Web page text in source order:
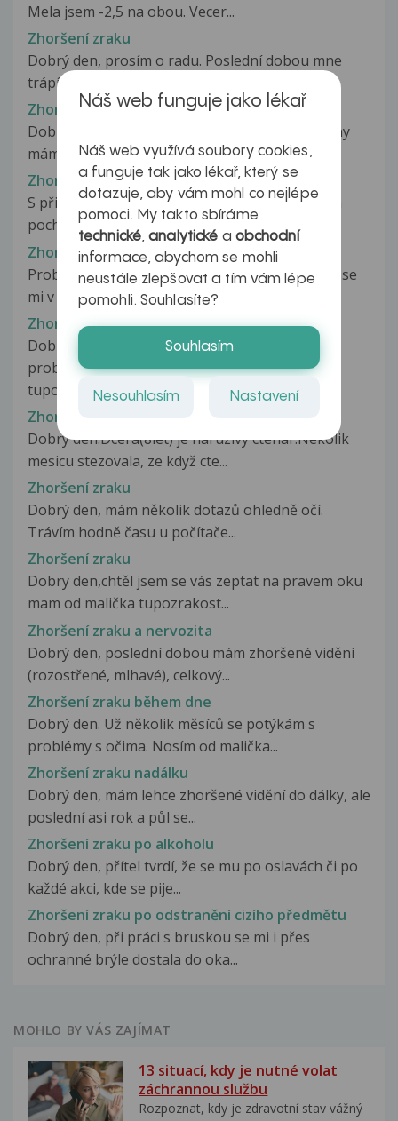
Mela jsem -2,5 na obou. Vecer...
Zhoršení zraku
Dobrý den, prosím o radu. Poslední dobou mne
trápí zhoršený zrak jak na dálku,...
Zhoršení zraku
Dobrý den, mám dotaz je mi 42 let, už asi 3 týdny
mám pocit zhoršení vidění...
Zhoršení zraku
S přibývajícím věkem se mi zmenšuje levé oko a
pochopitelně na něj hůř vidím..je...
Zhoršení zraku
Problémy se zrakem. Dobrý den, mám pocit, že se
mi v poslední době zhoršil...
Zhoršení zraku
Dobrý den,pane doktore,chci se zeptat na
problém,který mám.Od narození mám
tupozrakost...
Zhoršení zraku
Dobry den.Dcera(8let) je naruzivy ctenar.Nekolik
mesicu stezovala, ze když cte...
Zhoršení zraku
Dobrý den, mám několik dotazů ohledně očí.
Trávím hodně času u počítače...
Zhoršení zraku
Dobry den,chtěl jsem se vás zeptat na pravem oku
mam od malička tupozrakost...
Zhoršení zraku a nervozita
Dobrý den, poslední dobou mám zhoršené vidění
(rozostřené, mlhavé), celkový...
Zhoršení zraku během dne
Dobrý den. Už několik měsíců se potýkám s
problémy s očima. Nosím od malička...
Zhoršení zraku nadálku
Dobrý den, mám lehce zhoršené vidění do dálky, ale
poslední asi rok a půl se...
Zhoršení zraku po alkoholu
Dobrý den, přítel tvrdí, že se mu po oslavách či po
každé akci, kde se pije...
Zhoršení zraku po odstranění cizího předmětu
Dobrý den, při práci s bruskou se mi i přes
ochranné brýle dostala do oka...
MOHLO BY VÁS ZAJÍMAT
13 situací, kdy je nutné volat
záchrannou službu
Rozpoznat, kdy je zdravotní stav vážný
Náš web funguje jako lékař
Náš web využívá soubory cookies,
a funguje tak jako lékař, který se
dotazuje, aby vám mohl co nejlépe
pomoci. My takto sbíráme
technické,analytické a obchodní
informace, abychom se mohli
neustále zlepšovat a tím vám lépe
pomohli. Souhlasíte?
Souhlasím
Nesouhlasím Nastavení